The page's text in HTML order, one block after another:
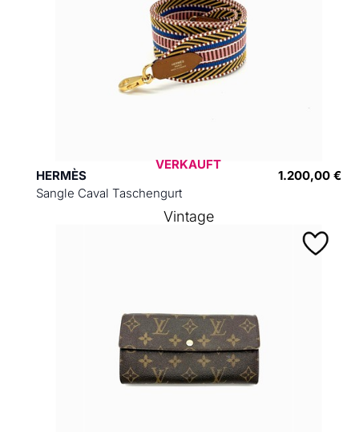
HERMÈS
Sangle Caval Taschengurt
1.200,00 €
VERKAUFT
Vintage